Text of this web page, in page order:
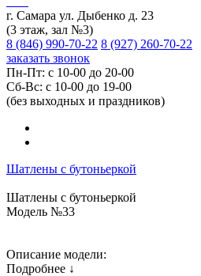
г. Самара ул. Дыбенко д. 23
(3 этаж, зал №3)
8 (846) 990-70-22 8 (927) 260-70-22
заказать звонок
Пн-Пт: с 10-00 до 20-00
Сб-Вс: с 10-00 до 19-00
(без выходных и праздников)
Шатлены с бутоньеркой
Шатлены с бутоньеркой
Модель №33
Описание модели:
Подробнее ↓